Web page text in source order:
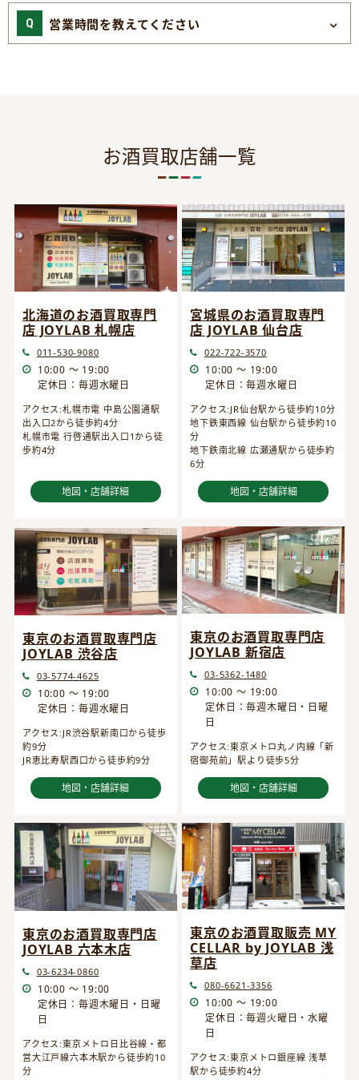
営業時間を教えてください
お酒買取店舗一覧
北海道のお酒買取専門
店 JOYLAB 札幌店
011-530-9080
10:00 ～ 19:00
定休日：毎週水曜日
アクセス:札幌市電 中島公園通駅
出入口2から徒歩約4分
札幌市電 行啓通駅出入口1から徒
歩約4分
地図・店舗詳細
宮城県のお酒買取専門
店 JOYLAB 仙台店
022-722-3570
10:00 ～ 19:00
定休日：毎週水曜日
アクセス:JR仙台駅から徒歩約10分
地下鉄東西線 仙台駅から徒歩約10
分
地下鉄南北線 広瀬通駅から徒歩約
6分
地図・店舗詳細
東京のお酒買取専門店
JOYLAB 渋谷店
03-5774-4625
10:00 ～ 19:00
定休日：毎週水曜日
アクセス:JR渋谷駅新南口から徒歩
約9分
JR恵比寿駅西口から徒歩約9分
地図・店舗詳細
東京のお酒買取専門店
JOYLAB 新宿店
03-5362-1480
10:00 ～ 19:00
定休日：毎週木曜日・日曜
日
アクセス:東京メトロ丸ノ内線「新
宿御苑前」駅より徒歩5分
地図・店舗詳細
東京のお酒買取専門店
JOYLAB 六本木店
03-6234-0860
10:00 ～ 19:00
定休日：毎週木曜日・日曜
日
アクセス:東京メトロ日比谷線・都
営大江戸線六本木駅から徒歩約10
分
東京のお酒買取販売 MY
CELLAR by JOYLAB 浅
草店
080-6621-3356
10:00 ～ 19:00
定休日：毎週火曜日・水曜
日
アクセス:東京メトロ銀座線 浅草
駅から徒歩約4分